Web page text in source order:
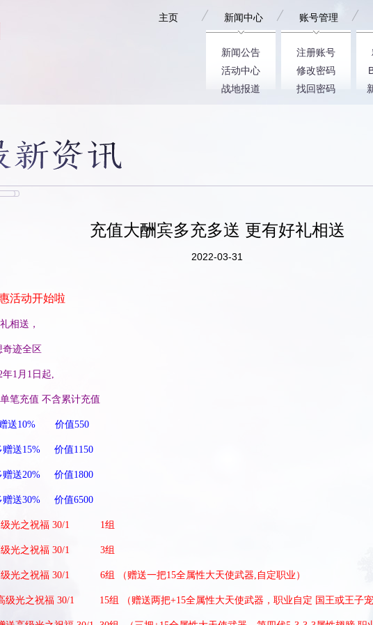
主页 新闻中心
新闻公告
活动中心
战地报道
账号管理
注册账号
修改密码
找回密码
充值大酬宾多充多送 更有好礼相送
2022-03-31
活动开始啦
相送，
奇迹全区
年1月1日起,
笔充值 不含累计充值
赠送10% 价值550
赠送15% 价值1150
赠送20% 价值1800
赠送30% 价值6500
级光之祝福 30/1 1组
级光之祝福 30/1 3组
级光之祝福 30/1 6组 （赠送一把15全属性大天使武器,自定职业）
级光之祝福 30/1 15组 （赠送两把+15全属性大天使武器，职业自定 国王或王子